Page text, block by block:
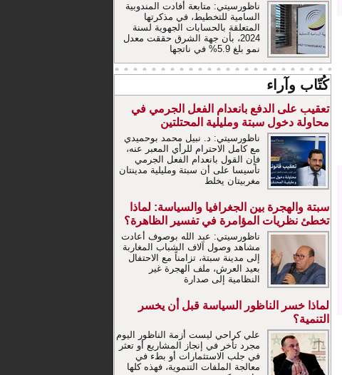
ناظورسيتي: متابعة أفادت المندوبية
السامية للتخطيط، في مذكرتها
المتعلقة بالحسابات الجهوية لسنة
2024، بأن جهة الشرق حققت معدل
نمو بلغ 5.9% في ناتجها
كُتّاب وآراء
تعقيب على الدفع بانعدام الفعل الجرمي في
محاولة دخول سبتة ومليلية المحتلتين
ناظورسيتي: د. نبيل محمد بوحميدي
مع كامل الاحترام للرأي المعبر عنه،
فإن القول بانعدام الفعل الجرمي
تأسيسا على أن سبتة ومليلية مدينتان
مغربيتان يخلط
سبتة والهجرة بين الجغرافيا والسياسة: لماذا
تخطئ نظريات المؤامرة في تفسير الظاهرة؟
ناظورسيتي: عبد الله بوصوف أعادت
مشاهد وصول آلاف الشباب المغاربة
إلى مدينة سبتة، تزامناً مع الاحتفال
بعيد العرش، ملف الهجرة غير
النظامية إلى صدارة
لماذا خسر الناظور السياسة قبل أن يخسر
التنمية؟
علي كراحي ليست أزمة الناظور اليوم
مجرد تأخر في إنجاز المشاريع أو تعثر
في جلب الاستثمارات أو بطء في
معالجة الملفات التنموية، فهذه كلها